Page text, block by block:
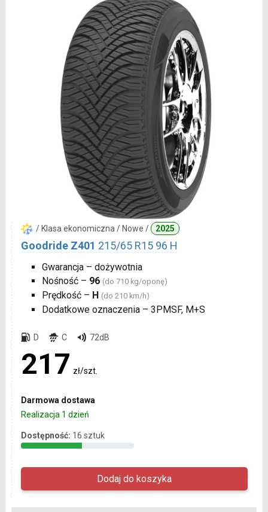
/ Klasa ekonomiczna / Nowe / 2025
Goodride Z401 215/65 R15 96 H
Gwarancja – dożywotnia
Nośność – 96 (do 710 kg/oponę)
Prędkość – H (do 210 km/h)
Dodatkowe oznaczenia – 3PMSF, M+S
D C 72dB
217 zł/szt.
Darmowa dostawa
Realizacja 1 dzień
Dostępność: 16 sztuk